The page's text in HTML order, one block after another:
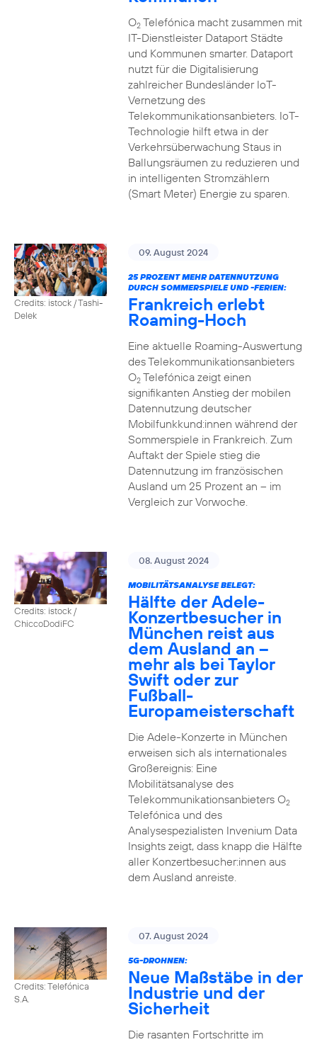
O2Telefónica macht zusammen mit
IT-Dienstleister Dataport Städte
und Kommunen smarter. Dataport
nutzt für die Digitalisierung
zahlreicher Bundesländer IoT-
Vernetzung des
Telekommunikationsanbieters. IoT-
Technologie hilft etwa in der
Verkehrsüberwachung Staus in
Ballungsräumen zu reduzieren und
in intelligenten Stromzählern
(Smart Meter) Energie zu sparen.
Credits: istock / Tashi-
Delek
09. August 2024
25 PROZENT MEHR DATENNUTZUNG
DURCH SOMMERSPIELE UND -FERIEN:
Frankreich erlebt
Roaming-Hoch
Eine aktuelle Roaming-Auswertung
des Telekommunikationsanbieters
O2Telefónica zeigt einen
signifikanten Anstieg der mobilen
Datennutzung deutscher
Mobilfunkkund:innen während der
Sommerspiele in Frankreich. Zum
Auftakt der Spiele stieg die
Datennutzung im französischen
Ausland um 25 Prozent an – im
Vergleich zur Vorwoche.
Credits: istock /
ChiccoDodiFC
08. August 2024
MOBILITÄTSANALYSE BELEGT:
Hälfte der Adele-
Konzertbesucher in
München reist aus
dem Ausland an –
mehr als bei Taylor
Swift oder zur
Fußball-
Europameisterschaft
Die Adele-Konzerte in München
erweisen sich als internationales
Großereignis: Eine
Mobilitätsanalyse des
Telekommunikationsanbieters O2
Telefónica und des
Analysespezialisten Invenium Data
Insights zeigt, dass knapp die Hälfte
aller Konzertbesucher:innen aus
dem Ausland anreiste.
Credits: Telefónica
S.A.
07. August 2024
5G-DROHNEN:
Neue Maßstäbe in der
Industrie und der
Sicherheit
Die rasanten Fortschritte im